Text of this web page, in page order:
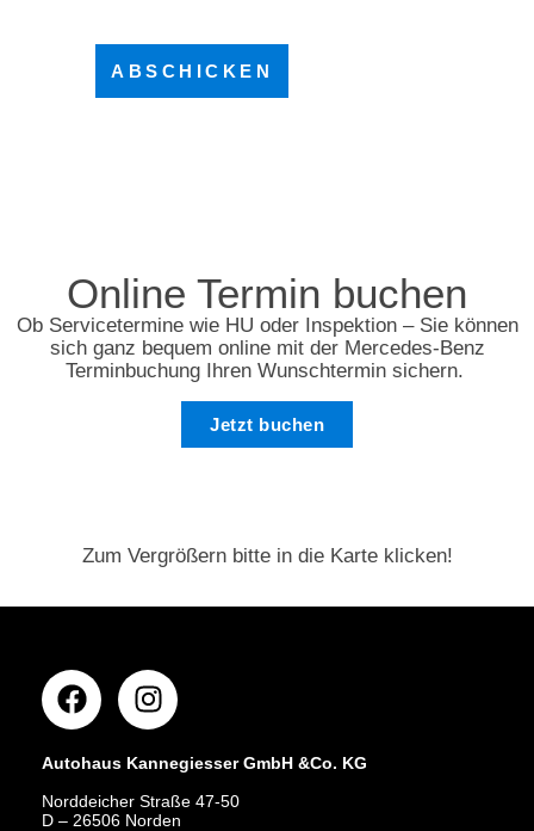
Please leave this field empty.
Online Termin buchen
Ob Servicetermine wie HU oder Inspektion – Sie können
sich ganz bequem online mit der Mercedes-Benz
Terminbuchung Ihren Wunschtermin sichern.
Jetzt buchen
Zum Vergrößern bitte in die Karte klicken!
Autohaus Kannegiesser GmbH &Co. KG
Norddeicher Straße 47-50
D – 26506 Norden